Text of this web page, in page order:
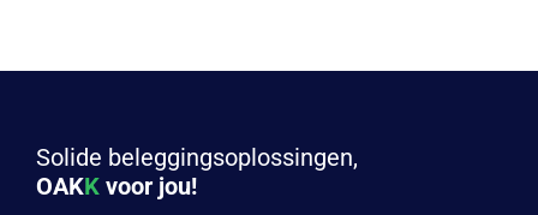
Solide beleggingsoplossingen,
OAKK voor jou!